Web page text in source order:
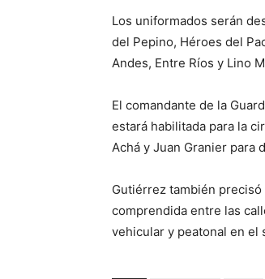
Los uniformados serán
del Pepino, Héroes del
Andes, Entre Ríos y Lino
El comandante de la
estará habilitada para la
Achá y Juan Granier para
Gutiérrez también
comprendida entre las
vehicular y peatonal en el